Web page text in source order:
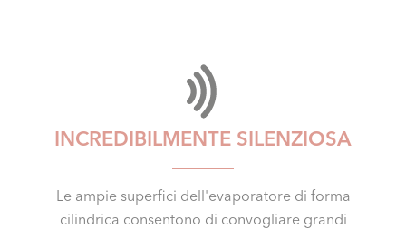
INCREDIBILMENTE SILENZIOSA
Le ampie superfici dell'evaporatore di forma
cilindrica consentono di convogliare grandi